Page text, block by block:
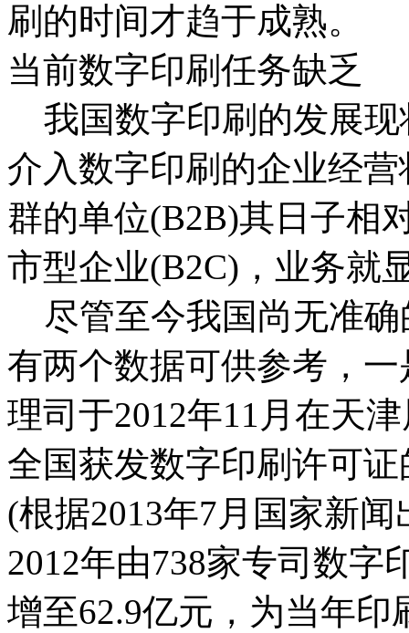
刷的时间才趋于成熟。
当前数字印刷任务缺乏
我国数字印刷的发展现
介入数字印刷的企业经
群的单位(B2B)其日子相
市型企业(B2C)，业务就
尽管至今我国尚无准确
有两个数据可供参考，
理司于2012年11月在天
全国获发数字印刷许可
(根据2013年7月国家新
2012年由738家专司数字
增至62.9亿元，为当年印